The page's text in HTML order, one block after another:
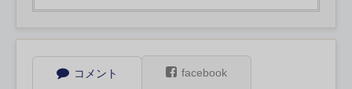
コメント facebook